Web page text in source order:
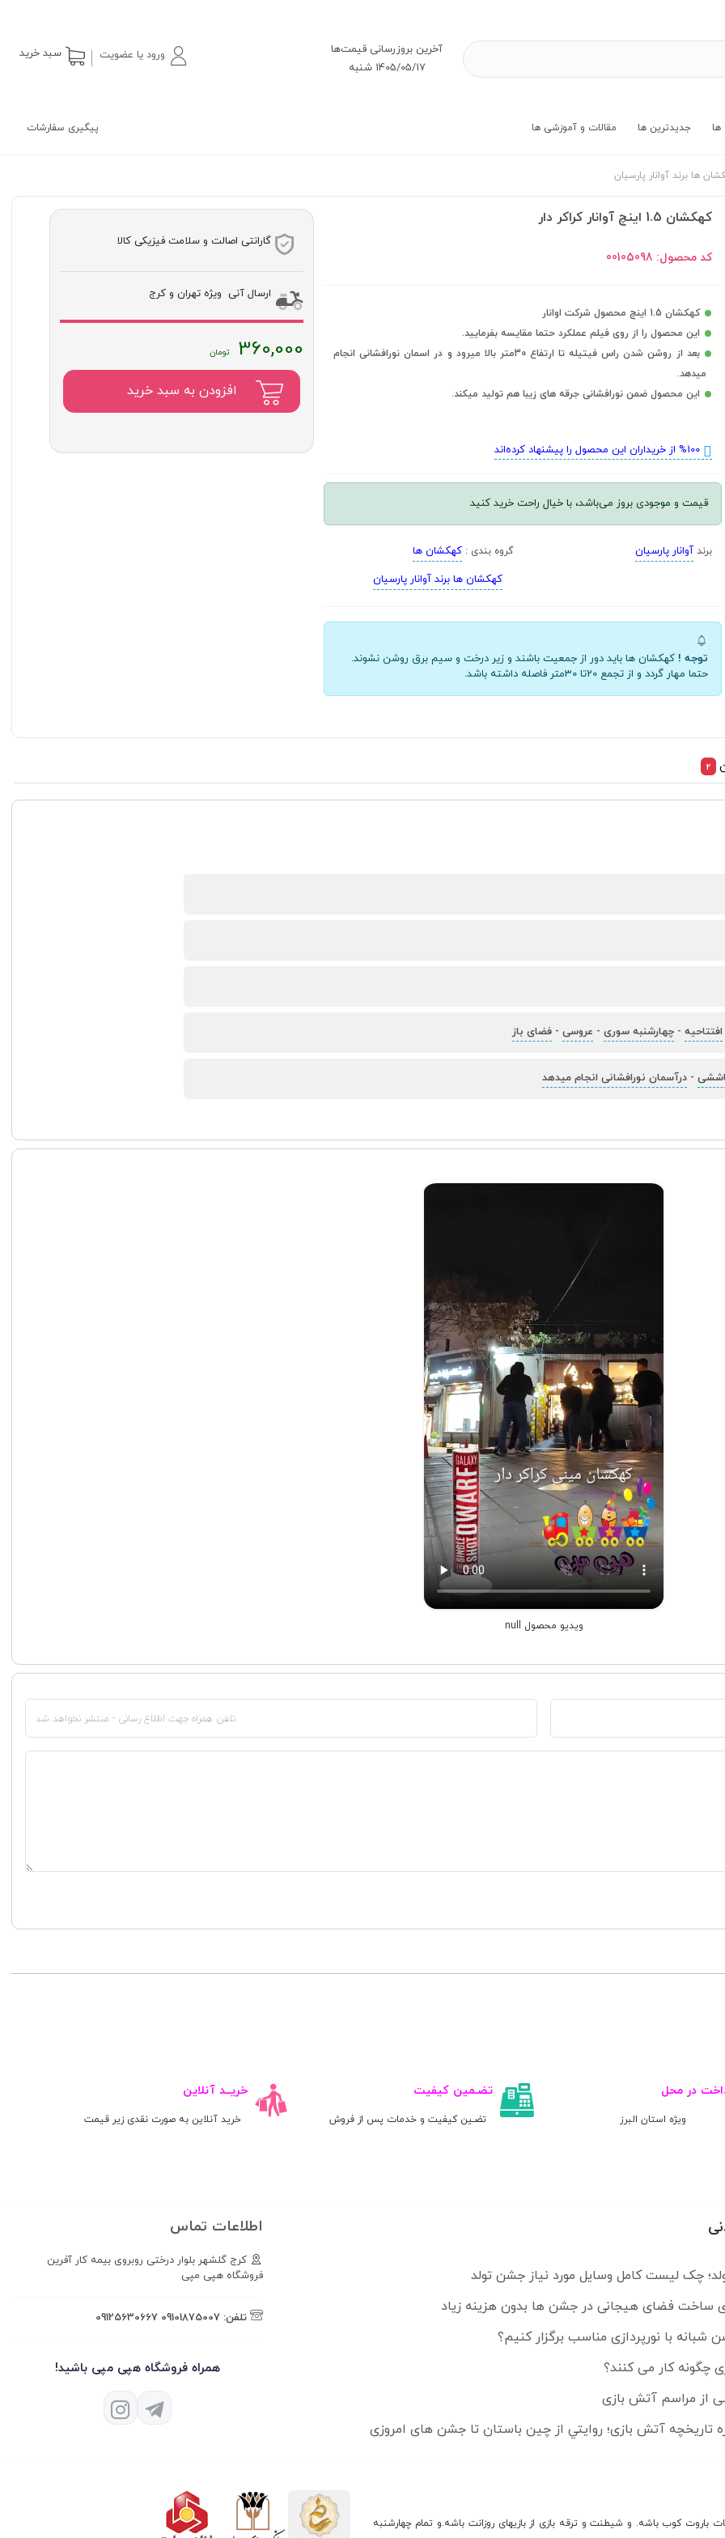
آخرین بروز‌رسانی قیمت‌ها
1405/05/17 شنبه
ورود یا عضویت سبد خرید
جدیدترین ها مقالات و آموزشی ها پیگیری سفارشات
ها برند آوانار پارسیان
کهکشان 1.5 اینچ آوانار کراکر دار
کد محصول: 00105098
کهکشان 1.5 اینچ محصول شرکت اوانار
این محصول را از روی فیلم عملکرد حتما مقایسه بفرمایید.
بعد از روشن شدن راس فیتیله تا ارتفاع 30متر بالا میرود و در اسمان نورافشانی انجام
میدهد.
این محصول ضمن نورافشانی جرقه های زیبا هم تولید میکند.
%100 از خریداران این محصول را پیشنهاد کرده‌اند
قیمت و موجودی بروز می‌باشد، با خیال راحت خرید کنید
برندآوانار پارسیان گروه بندی :کهکشان ها
کهکشان ها برند آوانار پارسیان
توجه ! کهکشان ها باید دور از جمعیت باشند و زیر درخت و سیم برق روشن نشوند.
حتما مهار گردد و از تجمع 20تا 30متر فاصله داشته باشد.
گارانتی اصالت و سلامت فیزیکی کالا
ارسال آنی ویژه تهران و کرج
360,000
افزودن به سبد خرید
2
افتتاحیه -چهارشنبه سوری - عروسی -فضای باز
-درآسمان نورافشانی انجام میدهد
ویدیو محصول null
در محل
ویژه استان البرز
تضـمین کیفیت
تضـین کیفیت و خدمات پس از فروش
خریــد آنلاین
خرید آنلاین به صورت نقدی زیر قیمت
چک لیست کامل وسایل مورد نیاز جشن تولد
ساخت فضای هیجانی در جشن ها بدون هزینه زیاد
با نورپردازی مناسب برگزار کنیم؟
چگونه کار می کنند؟
از مراسم آتش بازی
تاريخچه آتش بازی؛ روايتي از چين باستان تا جشن های امروزی
اطلاعات تماس
کرج گلشهر بلوار درختی روبروی بیمه کار آفرین
فروشگاه هپی مپی
تلفن: 09101875007
09125630667
همراه فروشگاه هپی مپی باشید!
باروت کوب باشه. و شیطنت و ترقه بازی از بازیهای روزانت باشه.و تمام چهارشنبه